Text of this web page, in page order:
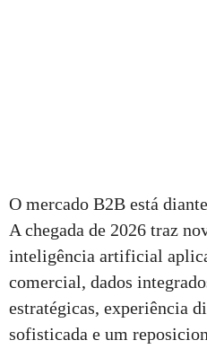
O mercado B2B está
A chegada de 2026 traz
inteligência artificial
comercial, dados
estratégicas, experiência
sofisticada e um